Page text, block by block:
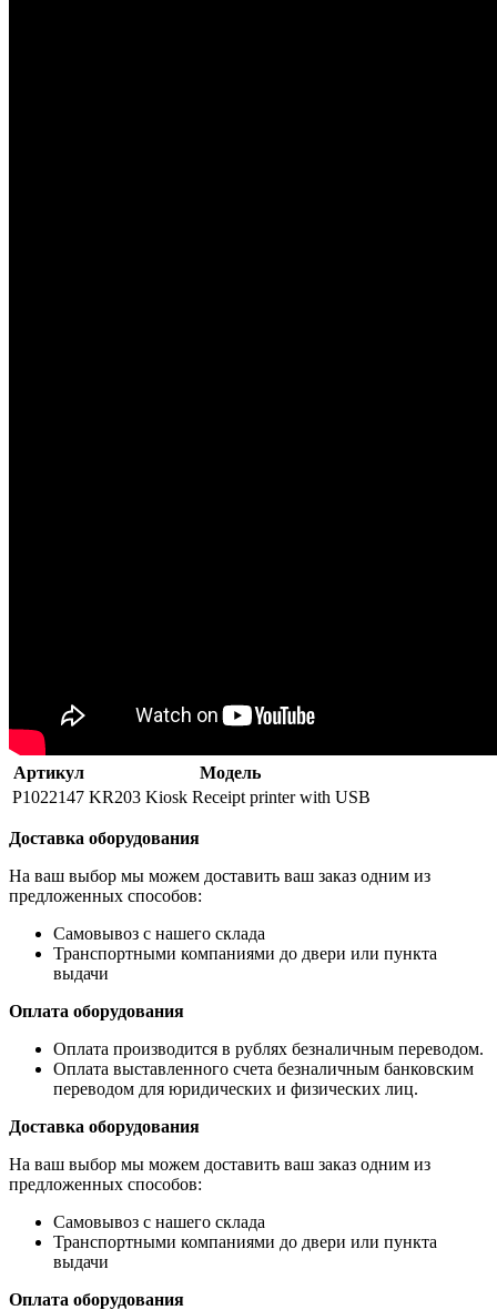
Артикул
Модель
P1022147 KR203 Kiosk Receipt printer with USB
Доставка оборудования
На ваш выбор мы можем доставить ваш заказ одним из
предложенных способов:
Самовывоз с нашего склада
Транспортными компаниями до двери или пункта
выдачи
Оплата оборудования
Оплата производится в рублях безналичным переводом.
Оплата выставленного счета безналичным банковским
переводом для юридических и физических лиц.
Доставка оборудования
На ваш выбор мы можем доставить ваш заказ одним из
предложенных способов:
Самовывоз с нашего склада
Транспортными компаниями до двери или пункта
выдачи
Оплата оборудования